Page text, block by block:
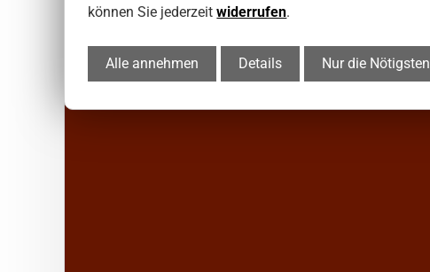
können Sie jederzeitwiderrufen.
Alle annehmen Details Nur die Nötigsten